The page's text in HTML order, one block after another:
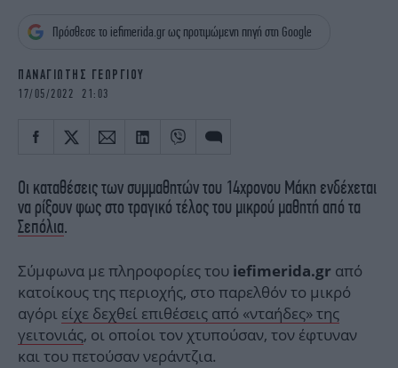
OSCARS
THE OCEAN
Πρόσθεσε το iefimerida.gr ως προτιμώμενη πηγή στη Google
ΠΑΝΑΓΙΩΤΗΣ ΓΕΩΡΓΙΟΥ
17/05/2022 21:03
Οι καταθέσεις των συμμαθητών του 14χρονου Μάκη ενδέχεται
να ρίξουν φως στο τραγικό τέλος του μικρού μαθητή από τα
Σεπόλια.
Σύμφωνα με πληροφορίες του iefimerida.gr από
κατοίκους της περιοχής, στο παρελθόν το μικρό
αγόρι είχε δεχθεί επιθέσεις από «νταήδες» της
γειτονιάς, οι οποίοι τον χτυπούσαν, τον έφτυναν
και του πετούσαν νεράντζια.